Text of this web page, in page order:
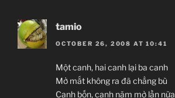
tamio
OCTOBER 26, 2008 AT 10:41
Một canh, hai canh lại ba canh
Mở mắt không ra đã chẳng bù
Canh bốn, canh năm mở lần nữa